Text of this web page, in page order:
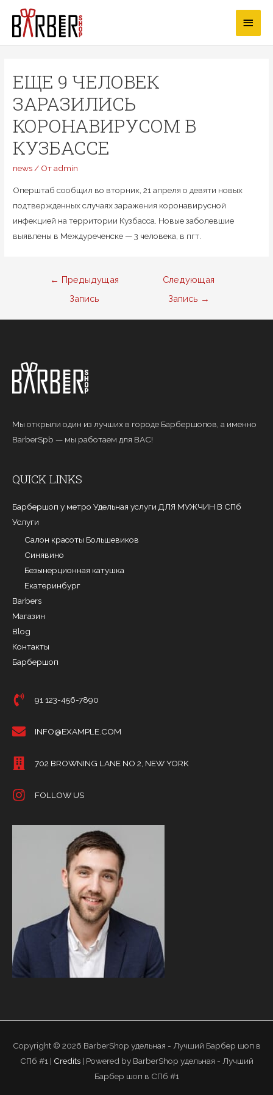
Перейти
содержимому
ЕЩЕ 9 ЧЕЛОВЕК
ЗАРАЗИЛИСЬ
КОРОНАВИРУСОМ В
КУЗБАССЕ
news/ Отadmin
Оперштаб сообщил во вторник, 21 апреля о девяти новых
подтвержденных случаях заражения коронавирусной
инфекцией на территории Кузбасса. Новые заболевшие
выявлены в Междуреченске — 3 человека, в пгт.
Навигация
← Предыдущая
Запись
Следующая
Запись →
Мы открыли один из лучших в городе Барбершопов, а именно
BarberSpb — мы работаем для ВАС!
QUICK LINKS
Барбершоп у метро Удельная услуги ДЛЯ МУЖЧИН В СПб
Услуги
Салон красоты Большевиков
Синявино
Безынерционная катушка
Екатеринбург
Barbers
Магазин
Blog
Контакты
Барбершоп
91 123-456-7890
INFO@EXAMPLE.COM
702 BROWNING LANE NO 2, NEW YORK
FOLLOW US
Copyright © 2026 BarberShop удельная - Лучший Барбер шоп в
СПб #1 | Credits| Powered by BarberShop удельная - Лучший
Барбер шоп в СПб #1